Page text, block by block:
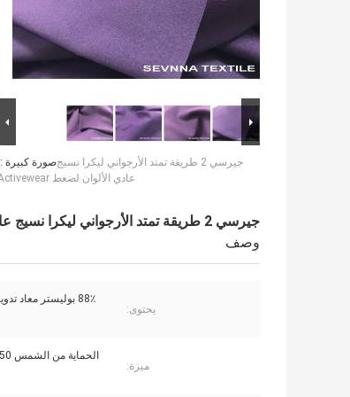
صورة كبيرة :جيرسي 2 طريقة تمتد الأرجواني ليكرا نسيج
عادي الألوان لضغط Activewear
جيرسي 2 طريقة تمتد الأرجواني ليكرا نسيج عادي الألوان لضغط Activewear
وصف
يحتوى:
88٪ بوليستر معاد تدويره + 12٪ سبانديكس
ميزة: